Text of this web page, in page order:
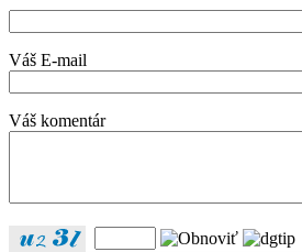
Váš E-mail
Váš komentár